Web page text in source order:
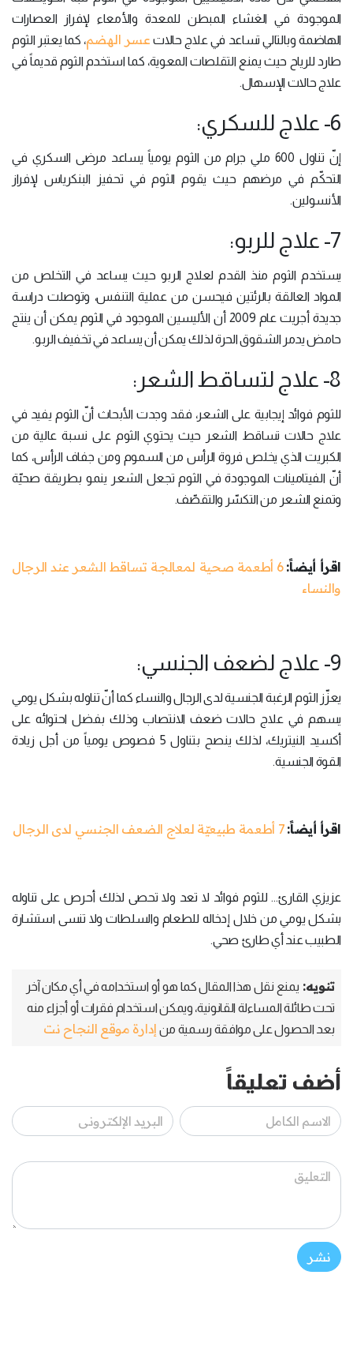
الموجودة في الغشاء المبطن للمعدة والأمعاء لإفراز العصارات
الهاضمة وبالتالي تساعد في علاج حالات عسر الهضم، كما يعتبر الثوم
طارد للرياح حيث يمنع التقلصات المعوية، كما استخدم الثوم قديماً في
علاج حالات الإسهال.
6- علاج للسكري:
إنّ تناول 600 ملي جرام من الثوم يومياً يساعد مرضى السكري في
التحكّم في مرضهم حيث يقوم الثوم في تحفيز البنكرياس لإفراز
الأنسولين.
7- علاج للربو:
يستخدم الثوم منذ القدم لعلاج الربو حيث يساعد في التخلص من
المواد العالقة بالرئتين فيحسن من عملية التنفس، وتوصلت دراسة
جديدة أجريت عام 2009 أن الأليسين الموجود في الثوم يمكن أن ينتج
حامض يدمر الشقوق الحرة لذلك يمكن أن يساعد في تخفيف الربو.
8- علاج لتساقط الشعر:
للثوم فوائد إيجابية على الشعر، فقد وجدت الأبحاث أنّ الثوم يفيد في
علاج حالات تساقط الشعر حيث يحتوي الثوم على نسبة عالية من
الكبريت الذي يخلص فروة الرأس من السموم ومن جفاف الرأس، كما
أنّ الفيتامينات الموجودة في الثوم تجعل الشعر ينمو بطريقة صحيّة
وتمنع الشعر من التكسّر والتقصّف.
اقرأ أيضاً:
6 أطعمة صحية لمعالجة تساقط الشعر عند الرجال
والنساء
9- علاج لضعف الجنسي:
يعزّز الثوم الرغبة الجنسية لدى الرجال والنساء كما أنّ تناوله بشكل يومي
يسهم في علاج حالات ضعف الانتصاب وذلك بفضل احتوائه على
أكسيد النيتريك، لذلك ينصح بتناول 5 فصوص يومياً من أجل زيادة
القوة الجنسية.
اقرأ أيضاً: 7 أطعمة طبيعيّة لعلاج الضعف الجنسي لدى الرجال
عزيزي القارئ... للثوم فوائد لا تعد ولا تحصى لذلك أحرص على تناوله
بشكل يومي من خلال إدخاله للطعام والسلطات ولا تنسى استشارة
الطبيب عند أي طارئ صحي.
تنويه: يمنع نقل هذا المقال كما هو أو استخدامه في أي مكان آخر
تحت طائلة المساءلة القانونية، ويمكن استخدام فقرات أو أجزاء منه
بعد الحصول على موافقة رسمية من إدارة موقع النجاح نت
أضف تعليقاً
نشر